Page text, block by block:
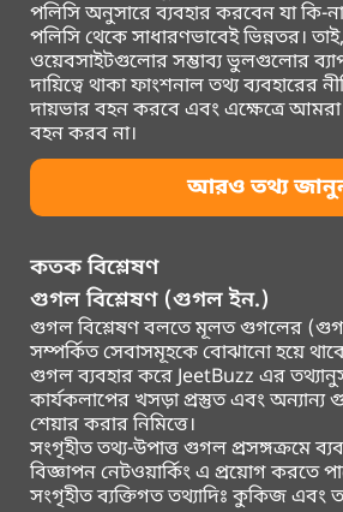
পলিসি অনুসারে ব্যবহার করবেন যা কি-
পলিসি থেকে সাধারণভাবেই ভিন্নতর।
ওয়েবসাইটগুলোর সম্ভাব্য ভুলগুলোর
দায়িত্বে থাকা ফাংশনাল তথ্য ব্যবহারের
দায়ভার বহন করবে এবং এক্ষেত্রে
বহন করব না।
আরও তথ্য
কতক বিশ্লেষণ
গুগল বিশ্লেষণ (গুগল ইন.)
গুগল বিশ্লেষণ বলতে মূলত গুগলের
সম্পর্কিত সেবাসমূহকে বোঝানো হয়ে
গুগল ব্যবহার করে JeetBuzz এর
কার্যকলাপের খসড়া প্রস্তুত এবং অন্যান্য
শেয়ার করার নিমিত্তে।
সংগৃহীত তথ্য-উপাত্ত গুগল প্রসঙ্গক্রমে
বিজ্ঞাপন নেটওয়ার্কিং এ প্রয়োগ করতে
সংগৃহীত ব্যক্তিগত তথ্যাদিঃ কুকিজ এবং